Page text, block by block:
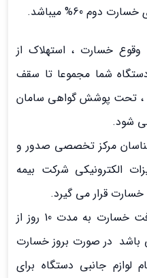
خسارت ، استهلاک از
شما مجموعا تا سقف
، تحت پوشش گواهی سامان
شود.
مرکز تخصصی صدور و
الکترونیکی شرکت بیمه
قرار می گیرد.
همچنین دوره انتظار جهت دریافت خسارت به مدت 10 روز از
باشد در صورت بروز خسارت
جانبی دستگاه برای